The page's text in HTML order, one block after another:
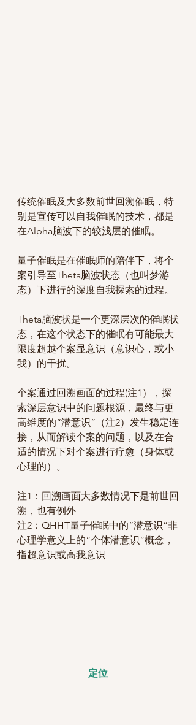
传统催眠及大多数前世回溯催眠，特
别是宣传可以自我催眠的技术，都是
在Alpha脑波下的较浅层的催眠。
量子催眠是在催眠师的陪伴下，将个
案引导至Theta脑波状态（也叫梦游
态）下进行的深度自我探索的过程。
Theta脑波状是一个更深层次的催眠状
态，在这个状态下的催眠有可能最大
限度超越个案显意识（意识心，或小
我）的干扰。
个案通过回溯画面的过程(注1），探
索深层意识中的问题根源，最终与更
高维度的“潜意识”（注2）发生稳定连
接，从而解读个案的问题，以及在合
适的情况下对个案进行疗愈（身体或
心理的）。
注1：回溯画面大多数情况下是前世回
溯，也有例外
注2：QHHT量子催眠中的“潜意识”非
心理学意义上的“个体潜意识”概念，
指超意识或高我意识
定位